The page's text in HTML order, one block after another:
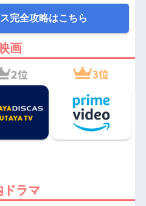
完全攻略はこちら
映画
ドラマ